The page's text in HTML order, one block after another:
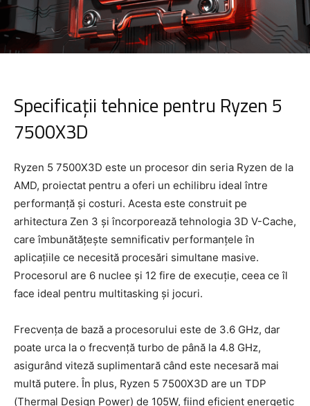
Specificații tehnice pentru Ryzen 5
7500X3D
Ryzen 5 7500X3D este un procesor din seria Ryzen de la
AMD, proiectat pentru a oferi un echilibru ideal între
performanță și costuri. Acesta este construit pe
arhitectura Zen 3 și încorporează tehnologia 3D V-Cache,
care îmbunătățește semnificativ performanțele în
aplicațiile ce necesită procesări simultane masive.
Procesorul are 6 nuclee și 12 fire de execuție, ceea ce îl
face ideal pentru multitasking și jocuri.
Frecvența de bază a procesorului este de 3.6 GHz, dar
poate urca la o frecvență turbo de până la 4.8 GHz,
asigurând viteză suplimentară când este necesară mai
multă putere. În plus, Ryzen 5 7500X3D are un TDP
(Thermal Design Power) de 105W, fiind eficient energetic